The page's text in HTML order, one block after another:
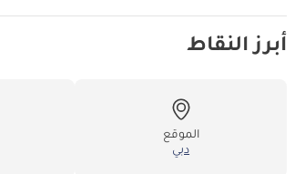
أبرز النقاط
الموقع
دبي